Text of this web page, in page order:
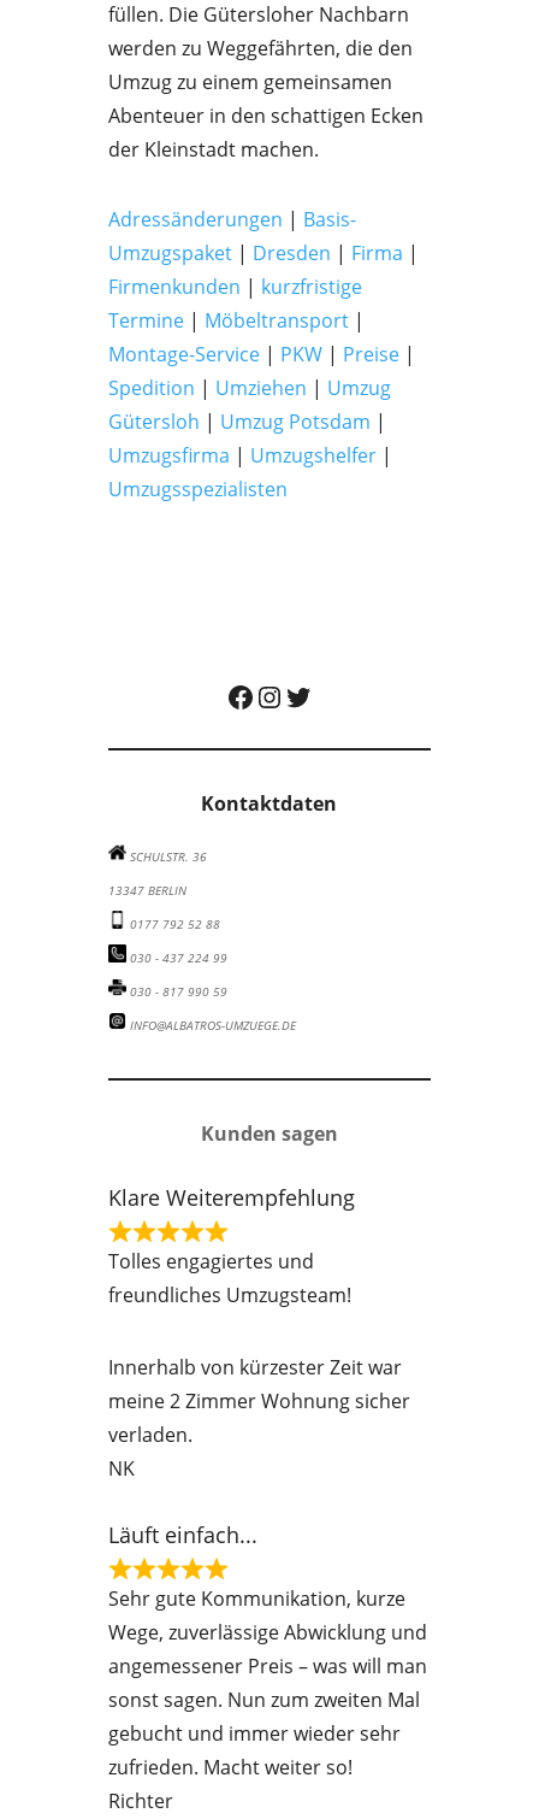
füllen. Die Gütersloher Nachbarn
werden zu Weggefährten, die den
Umzug zu einem gemeinsamen
Abenteuer in den schattigen Ecken
der Kleinstadt machen.
Adressänderungen | Basis-
Umzugspaket| Dresden | Firma |
Firmenkunden | kurzfristige
Termine| Möbeltransport|
Montage-Service| PKW| Preise|
Spedition | Umziehen | Umzug
Gütersloh | Umzug Potsdam |
Umzugsfirma | Umzugshelfer|
Umzugsspezialisten
Albatros Umzugsunternehmen auf Facebook besuchen
Albatros Umzugsunternehmen auf Instagram besuchen
Albatros Umzugsunternehmen auf Twitter besuchen
Kontaktdaten
SCHULSTR. 36
13347 BERLIN
0177 792 52 88
030 - 437 224 99
030 - 817 990 59
INFO@ALBATROS-UMZUEGE.DE
Kunden sagen
Klare Weiterempfehlung
R
a
d
5
o
o
f
Tolles engagiertes und
freundliches Umzugsteam!
Innerhalb von kürzester Zeit war
meine 2 Zimmer Wohnung sicher
verladen.
NK
Läuft einfach...
R
d
5
Sehr gute Kommunikation, kurze
Wege, zuverlässige Abwicklung und
angemessener Preis – was will man
sonst sagen. Nun zum zweiten Mal
gebucht und immer wieder sehr
zufrieden. Macht weiter so!
Richter